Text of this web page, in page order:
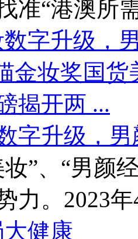
准“港澳所
字升级，
”、“男颜
力。2023